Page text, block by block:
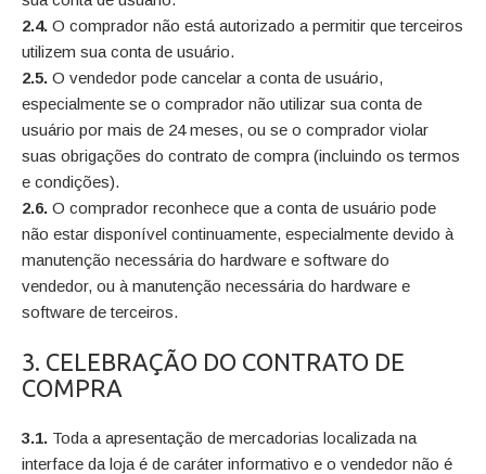
2.4.O comprador não está autorizado a permitir que terceiros
utilizem sua conta de usuário.
2.5.O vendedor pode cancelar a conta de usuário,
especialmente se o comprador não utilizar sua conta de
usuário por mais de 24 meses, ou se o comprador violar
suas obrigações do contrato de compra (incluindo os termos
e condições).
2.6.O comprador reconhece que a conta de usuário pode
não estar disponível continuamente, especialmente devido à
manutenção necessária do hardware e software do
vendedor, ou à manutenção necessária do hardware e
software de terceiros.
3. CELEBRAÇÃO DO CONTRATO DE
COMPRA
3.1. Toda a apresentação de mercadorias localizada na
interface da loja é de caráter informativo e o vendedor não é